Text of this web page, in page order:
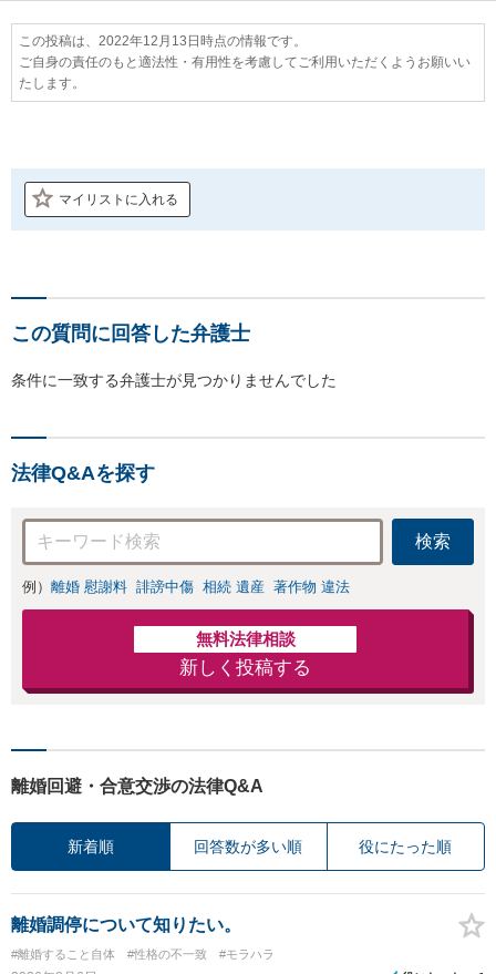
この投稿は、2022年12月13日時点の情報です。
ご自身の責任のもと適法性・有用性を考慮してご利用いただくようお願いい
たします。
マイリストに入れる
この質問に回答した弁護士
条件に一致する弁護士が見つかりませんでした
法律Q&Aを探す
検索
例） 離婚 慰謝料 誹謗中傷 相続 遺産 著作物 違法
無料法律相談
新しく投稿する
離婚回避・合意交渉の法律Q&A
新着順 回答数が多い順 役にたった順
離婚調停について知りたい。
#離婚すること自体 #性格の不一致 #モラハラ